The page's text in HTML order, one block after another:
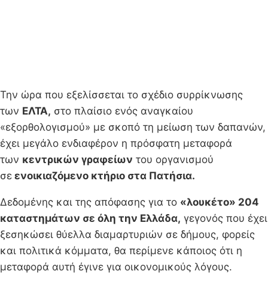
Την ώρα που εξελίσσεται το σχέδιο συρρίκνωσης
των ΕΛΤΑ, στο πλαίσιο ενός αναγκαίου
«εξορθολογισμού» με σκοπό τη μείωση των δαπανών,
έχει μεγάλο ενδιαφέρον η πρόσφατη μεταφορά
των κεντρικών γραφείων του οργανισμού
σε ενοικιαζόμενο κτήριο στα Πατήσια.
Δεδομένης και της απόφασης για το «λουκέτο» 204
καταστημάτων σε όλη την Ελλάδα, γεγονός που έχει
ξεσηκώσει θύελλα διαμαρτυριών σε δήμους, φορείς
και πολιτικά κόμματα, θα περίμενε κάποιος ότι η
μεταφορά αυτή έγινε για οικονομικούς λόγους.